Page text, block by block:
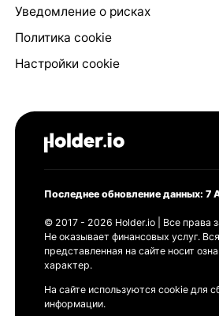
Уведомление о рисках
Политика cookie
Настройки cookie
Последнее обновление данных: 7
© 2017 - 2026 Holder.io | Все права
Не оказывает финансовых услуг.
представленная на сайте носит
характер.
На сайте используются cookie для
информации.